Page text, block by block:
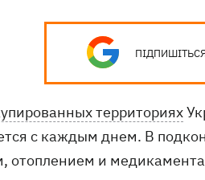
территориях
с каждым днем. В
отоплением и